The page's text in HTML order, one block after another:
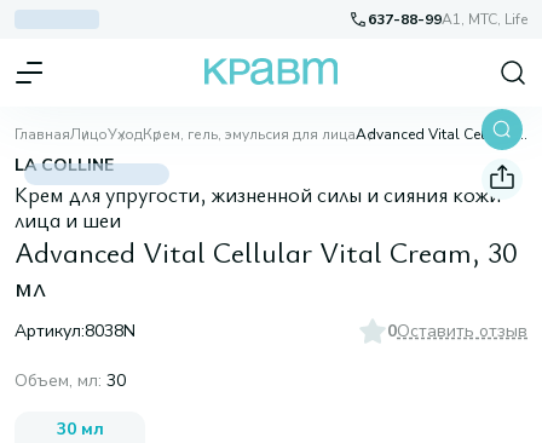
637-88-99A1, МТС, Life
ГлавнаяЛицоУходКрем, гель, эмульсия для лица Advanced Vital Cellular Vital Cream, 30 мл
LA COLLINE
Крем для упругости, жизненной силы и сияния кожи
лица и шеи
Advanced Vital Cellular Vital Cream, 30
мл
Артикул:8038N 0Оставить отзыв
Объем, мл: 30
30 мл